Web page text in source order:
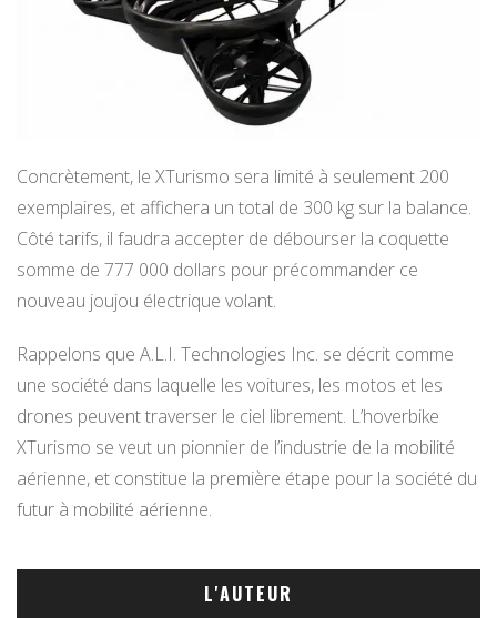
Concrètement, le XTurismo sera limité à seulement 200
exemplaires, et affichera un total de 300 kg sur la balance.
Côté tarifs, il faudra accepter de débourser la coquette
somme de 777 000 dollars pour précommander ce
nouveau joujou électrique volant.
Rappelons que A.L.I. Technologies Inc. se décrit comme
une société dans laquelle les voitures, les motos et les
drones peuvent traverser le ciel librement. L’hoverbike
XTurismo se veut un pionnier de l’industrie de la mobilité
aérienne, et constitue la première étape pour la société du
futur à mobilité aérienne.
L'AUTEUR